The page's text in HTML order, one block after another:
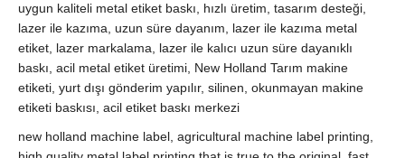
uygun kaliteli metal etiket baskı, hızlı üretim, tasarım desteği,
lazer ile kazıma, uzun süre dayanım, lazer ile kazıma metal
etiket, lazer markalama, lazer ile kalıcı uzun süre dayanıklı
baskı, acil metal etiket üretimi, New Holland Tarım makine
etiketi, yurt dışı gönderim yapılır, silinen, okunmayan makine
etiketi baskısı, acil etiket baskı merkezi
new holland machine label, agricultural machine label printing,